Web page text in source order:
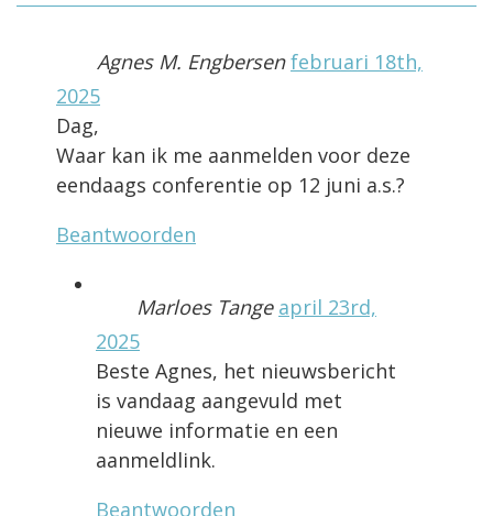
Agnes M. Engbersen februari 18th,
2025
Dag,
Waar kan ik me aanmelden voor deze
eendaags conferentie op 12 juni a.s.?
Beantwoorden
Marloes Tange april 23rd,
2025
Beste Agnes, het nieuwsbericht
is vandaag aangevuld met
nieuwe informatie en een
aanmeldlink.
Beantwoorden